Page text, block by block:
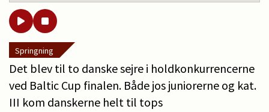
Springning
Det blev til to danske sejre i holdkonkurrencerne
ved Baltic Cup finalen. Både jos juniorerne og kat.
III kom danskerne helt til tops